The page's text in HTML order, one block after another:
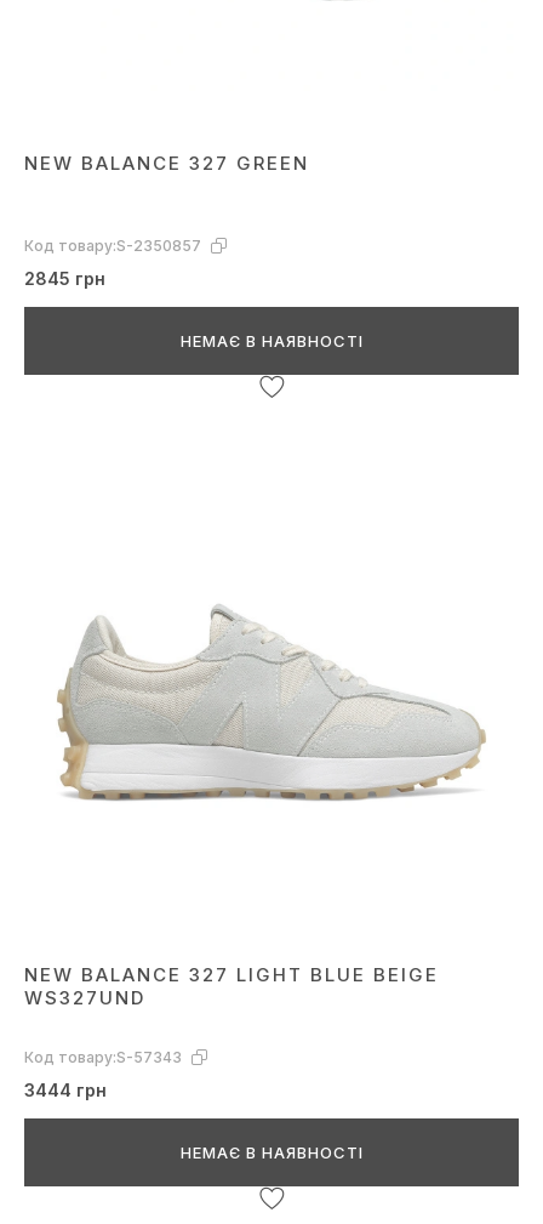
NEW BALANCE 327 GREEN
Код товару:S-2350857
2845 грн
НЕМАЄ В НАЯВНОСТІ
NEW BALANCE 327 LIGHT BLUE BEIGE
WS327UND
Код товару:S-57343
3444 грн
НЕМАЄ В НАЯВНОСТІ